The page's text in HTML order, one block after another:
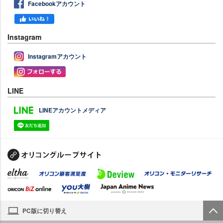
Facebookアカウント
Instagram
Instagramアカウント
LINE
LINEアカウントメディア
PC版に切り替え